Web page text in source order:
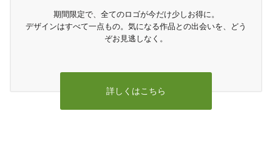
期間限定で、全てのロゴが今だけ少しお得に。
デザインはすべて一点もの。気になる作品との出会いを、どう
ぞお見逃しなく。
詳しくはこちら